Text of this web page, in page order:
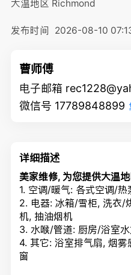
大温地区 Richmond
发布时间 2026-08-10
曹师傅
电子邮箱
微信号 17789848899
详细描述
美家维修, 为您提供大温
1. 空调/暖气: 各式空调/
2. 电器: 冰箱/雪柜, 洗衣/
机, 抽油烟机
3. 水喉/管道: 厨房/浴室
4. 其它: 浴室排气扇, 烟
窗